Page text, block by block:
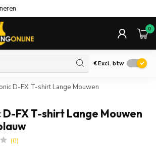
0
€Excl. btw
D-FX T-shirt Lange Mouwen
D-FX T-shirt Lange Mouwen
(0)